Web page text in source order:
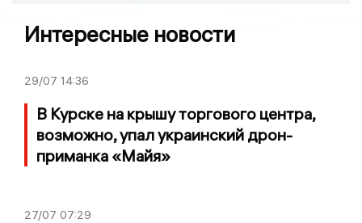
Интересные новости
29/07 14:36
В Курске на крышу торгового центра,
возможно, упал украинский дрон-
приманка «Майя»
27/07 07:29